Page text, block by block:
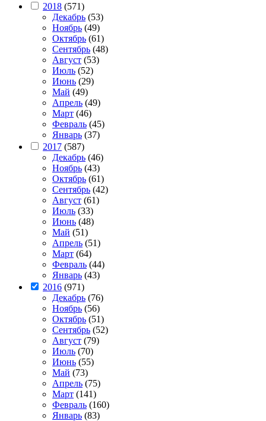
2018 (571)
Декабрь (53)
Ноябрь (49)
Октябрь (61)
Сентябрь (48)
Август (53)
Июль (52)
Июнь (29)
Май (49)
Апрель (49)
Март (46)
Февраль (45)
Январь (37)
2017 (587)
Декабрь (46)
Ноябрь (43)
Октябрь (61)
Сентябрь (42)
Август (61)
Июль (33)
Июнь (48)
Май (51)
Апрель (51)
Март (64)
Февраль (44)
Январь (43)
2016 (971)
Декабрь (76)
Ноябрь (56)
Октябрь (51)
Сентябрь (52)
Август (79)
Июль (70)
Июнь (55)
Май (73)
Апрель (75)
Март (141)
Февраль (160)
Январь (83)